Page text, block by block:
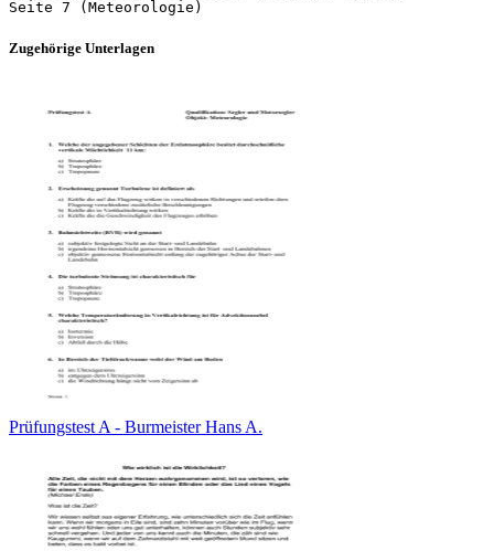
Zugehörige Unterlagen
Prüfungstest A - Burmeister Hans A.